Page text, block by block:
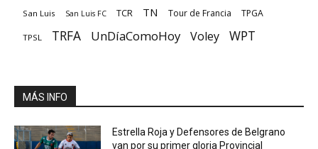
San Luis San Luis FC TCR TN Tour de Francia TPGA
TPSL TRFA UnDíaComoHoy Voley WPT
MÁS INFO
Estrella Roja y Defensores de Belgrano
van por su primer gloria Provincial